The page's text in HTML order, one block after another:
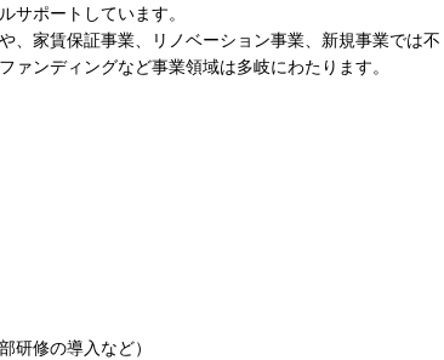
サポートしています。
、家賃保証事業、リノベーション事業、新規事業では不
ァンディングなど事業領域は多岐にわたります。
研修の導入など）